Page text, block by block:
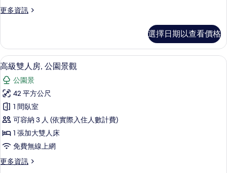
張
大
雙
人
床,
非
吸
煙
房,
公
園
更多資訊
更
客
房,
1
特
大
雙
人
床,
非
吸
煙
公
選擇日期以查看價格
顯
示
高
級
雙
人
房,
公
園
高級雙人房, 公園景觀 | 迷你吧、客房
5
高級雙人房, 公園景觀
公園景
42 平方公尺
1 間臥室
可容納 3 人 (依實際入住人數計費)
1 張加大雙人床
免費無線上網
更多資訊
更